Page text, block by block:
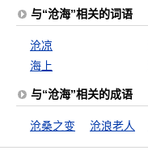
与“沧海”相关的词语
沧凉
海上
与“沧海”相关的成语
沧桑之变 沧浪老人